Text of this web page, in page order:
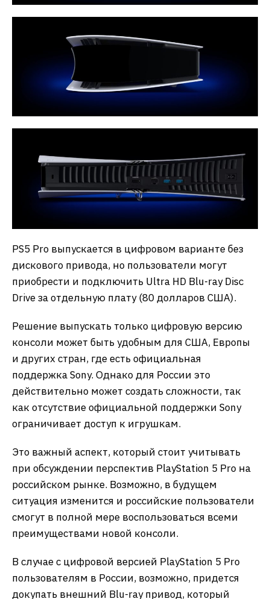
PS5 Pro выпускается в цифровом варианте без
дискового привода, но пользователи могут
приобрести и подключить Ultra HD Blu-ray Disc
Drive за отдельную плату (80 долларов США).
Решение выпускать только цифровую версию
консоли может быть удобным для США, Европы
и других стран, где есть официальная
поддержка Sony. Однако для России это
действительно может создать сложности, так
как отсутствие официальной поддержки Sony
ограничивает доступ к игрушкам.
Это важный аспект, который стоит учитывать
при обсуждении перспектив PlayStation 5 Pro на
российском рынке. Возможно, в будущем
ситуация изменится и российские пользователи
смогут в полной мере воспользоваться всеми
преимуществами новой консоли.
В случае с цифровой версией PlayStation 5 Pro
пользователям в России, возможно, придется
докупать внешний Blu-ray привод, который